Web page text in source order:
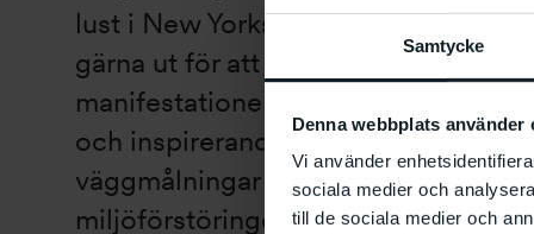
Samtycke
Denna webbplats använder
Vi använder
sociala medier och
till de sociala medier och
lust i New Yorks hektiska nöjesliv,
gärna ut för att deltaga i unga
manifestationer världen runt, ofta
och inspirerande kraft med sina
väggmålningar på husgavlar och
miljöförstöringen, rasism, girighet